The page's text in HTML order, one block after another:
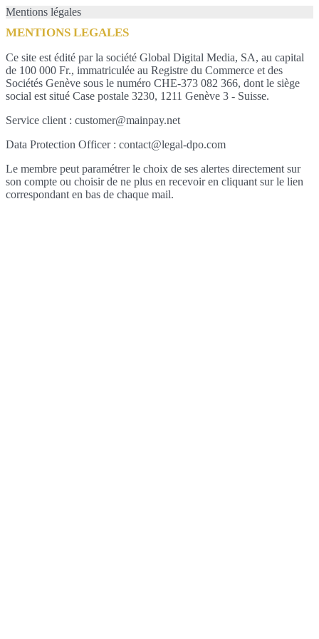
Mentions légales
MENTIONS LEGALES
Ce site est édité par la société Global Digital Media, SA, au capital
de 100 000 Fr., immatriculée au Registre du Commerce et des
Sociétés Genève sous le numéro CHE-373 082 366, dont le siège
social est situé Case postale 3230, 1211 Genève 3 - Suisse.
Service client : customer@mainpay.net
Data Protection Officer : contact@legal-dpo.com
Le membre peut paramétrer le choix de ses alertes directement sur
son compte ou choisir de ne plus en recevoir en cliquant sur le lien
correspondant en bas de chaque mail.